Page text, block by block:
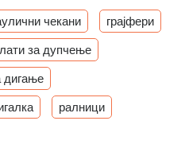
чекани грајфери
за дупчење
дигање
ралници